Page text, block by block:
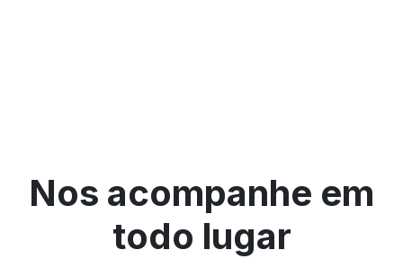
Nos acompanhe em
todo lugar